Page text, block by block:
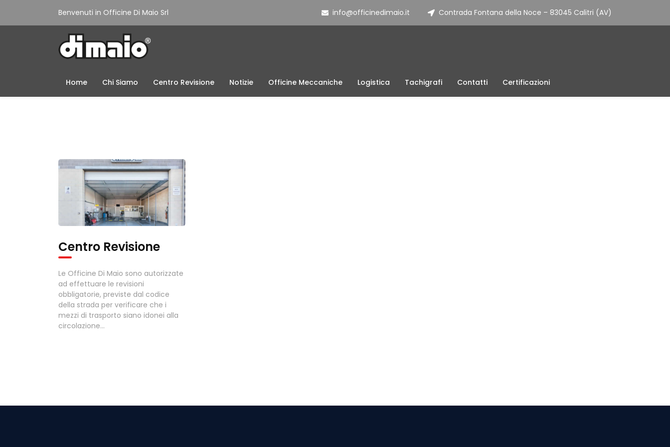
Benvenuti in Officine Di Maio Srl info@officinedimaio.it Contrada Fontana della Noce – 83045 Calitri (AV)
Home Chi Siamo Centro Revisione Notizie Officine Meccaniche Logistica Tachigrafi Contatti Certificazioni
Centro Revisione
Le Officine Di Maio sono autorizzate
ad effettuare le revisioni
obbligatorie, previste dal codice
della strada per verificare che i
mezzi di trasporto siano idonei alla
circolazione...